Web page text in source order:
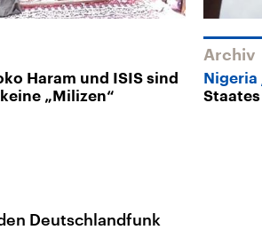
Haram und ISIS sind
„Milizen“
Archiv
Nigeria
Staates
Deutschlandfunk